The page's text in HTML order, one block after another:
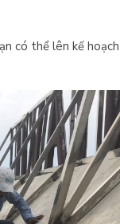
có thể lên kế